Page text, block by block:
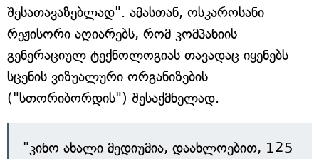
შესათავაზებლად". ამასთან, ოსკაროსანი
რეჟისორი აღიარებს, რომ კომპანიის
გენერაციულ ტექნოლოგიას თავადაც იყენებს
სცენის ვიზუალური ორგანიზების
("სთორიბორდის") შესაქმნელად.
"კინო ახალი მედიუმია, დაახლოებით, 125